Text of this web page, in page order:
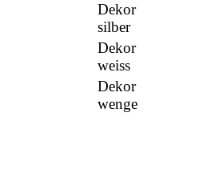
Dekor
silber
Dekor
weiss
Dekor
wenge